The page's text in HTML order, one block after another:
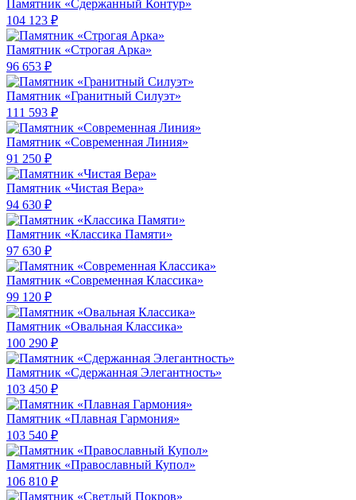
Памятник «Сдержанный Контур»
104 123 ₽
Памятник «Строгая Арка»
96 653 ₽
Памятник «Гранитный Силуэт»
111 593 ₽
Памятник «Современная Линия»
91 250 ₽
Памятник «Чистая Вера»
94 630 ₽
Памятник «Классика Памяти»
97 630 ₽
Памятник «Современная Классика»
99 120 ₽
Памятник «Овальная Классика»
100 290 ₽
Памятник «Сдержанная Элегантность»
103 450 ₽
Памятник «Плавная Гармония»
103 540 ₽
Памятник «Православный Купол»
106 810 ₽